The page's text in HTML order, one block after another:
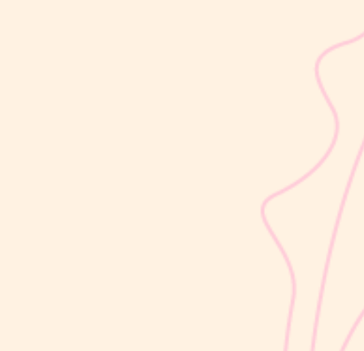
utama untuk menilai apakah tumbuh kembang si Kecil berjalan
optimal. Berbeda dengan berat badan yang bisa naik-turun dalam
waktu singkat, pertambahan tinggi badan cenderung berlangsung